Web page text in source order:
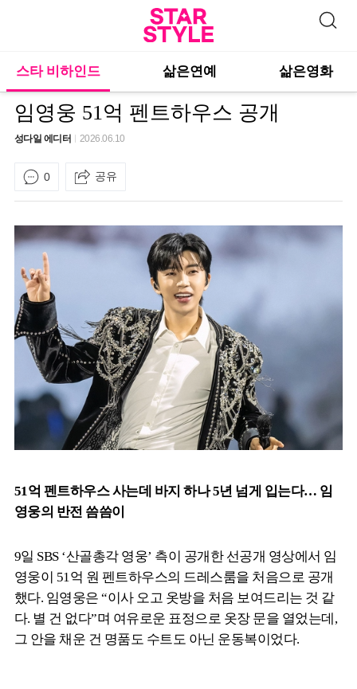
스타 비하인드 삶은연예 삶은영화
임영웅 51억 펜트하우스 공개
성다일 에디터 2026.06.10
0 공유
51억 펜트하우스 사는데 바지 하나 5년 넘게 입는다… 임
영웅의 반전 씀씀이
9일 SBS ‘산골총각 영웅’ 측이 공개한 선공개 영상에서 임
영웅이 51억 원 펜트하우스의 드레스룸을 처음으로 공개
했다. 임영웅은 “이사 오고 옷방을 처음 보여드리는 것 같
다. 별 건 없다”며 여유로운 표정으로 옷장 문을 열었는데,
그 안을 채운 건 명품도 수트도 아닌 운동복이었다.